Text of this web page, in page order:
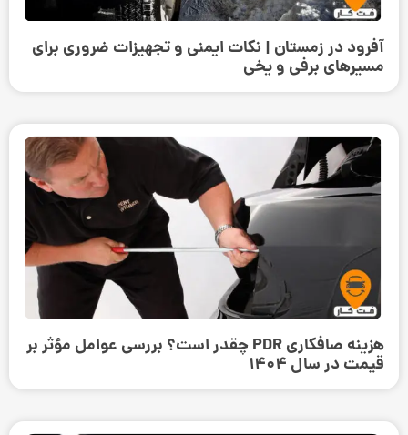
آفرود در زمستان | نکات ایمنی و تجهیزات ضروری برای
مسیرهای برفی و یخی
هزینه صافکاری PDR چقدر است؟ بررسی عوامل مؤثر بر
قیمت در سال 1404